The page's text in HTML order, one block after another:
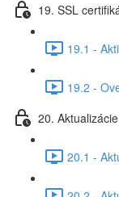
19. SSL
19.1 -
19.2 -
20. Aktualizácie
20.1 -